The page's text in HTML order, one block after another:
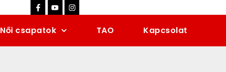
Női csapatok TAO Kapcsolat